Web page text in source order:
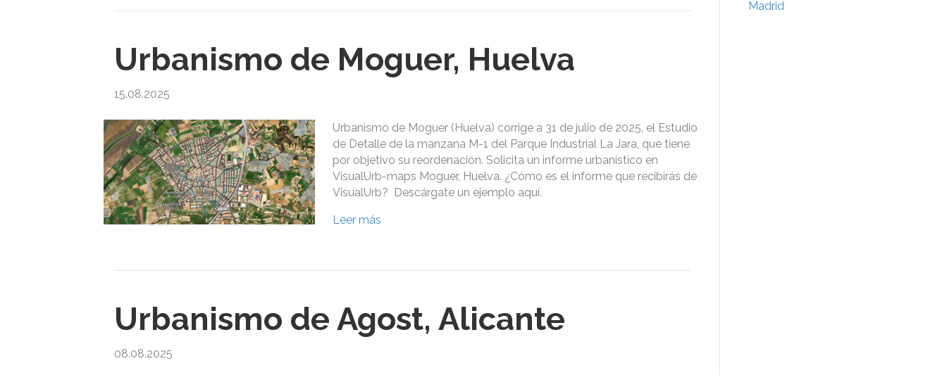
Urbanismo de Moguer, Huelva
15.08.2025
Urbanismo de Moguer (Huelva) corrige a 31 de julio de 2025, el Estudio
de Detalle de la manzana M-1 del Parque Industrial La Jara, que tiene
por objetivo su reordenación. Solicita un informe urbanístico en
VisualUrb-maps Moguer, Huelva. ¿Cómo es el informe que recibirás de
VisualUrb? Descárgate un ejemplo aquí.
Leer más
Urbanismo de Agost, Alicante
08.08.2025
Madrid